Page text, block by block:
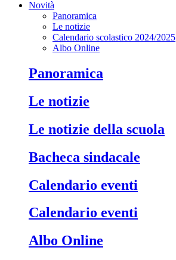
Novità
Panoramica
Le notizie
Calendario scolastico 2024/2025
Albo Online
Panoramica
Le notizie
Le notizie della scuola
Bacheca sindacale
Calendario eventi
Calendario eventi
Albo Online